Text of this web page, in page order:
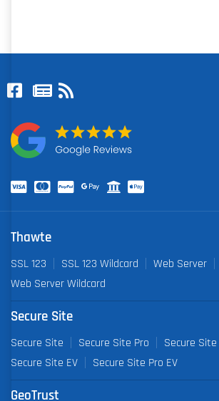
Thawte
SSL 123 SSL 123 Wildcard Web Server
Web Server Wildcard
Secure Site
Secure Site Secure Site Pro
Secure Site
Secure Site EV
Secure Site Pro EV
GeoTrust